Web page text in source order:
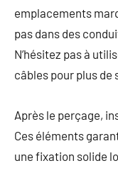
emplacements
pas dans des
N’hésitez pas à
câbles pour plus de
Après le perçage,
Ces éléments
une fixation solide